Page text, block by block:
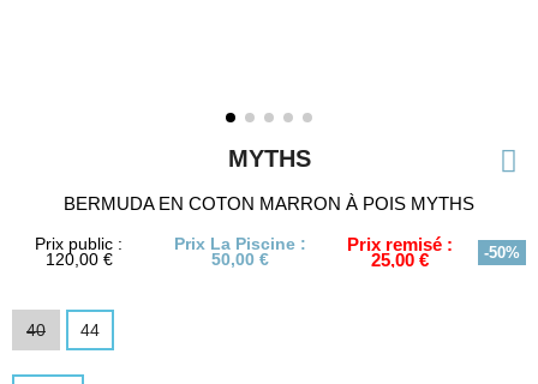
MYTHS
BERMUDA EN COTON MARRON À POIS MYTHS
Prix public :
120,00 €
Prix La Piscine :
50,00 €
Prix remisé :
25,00 € -50%
40 44